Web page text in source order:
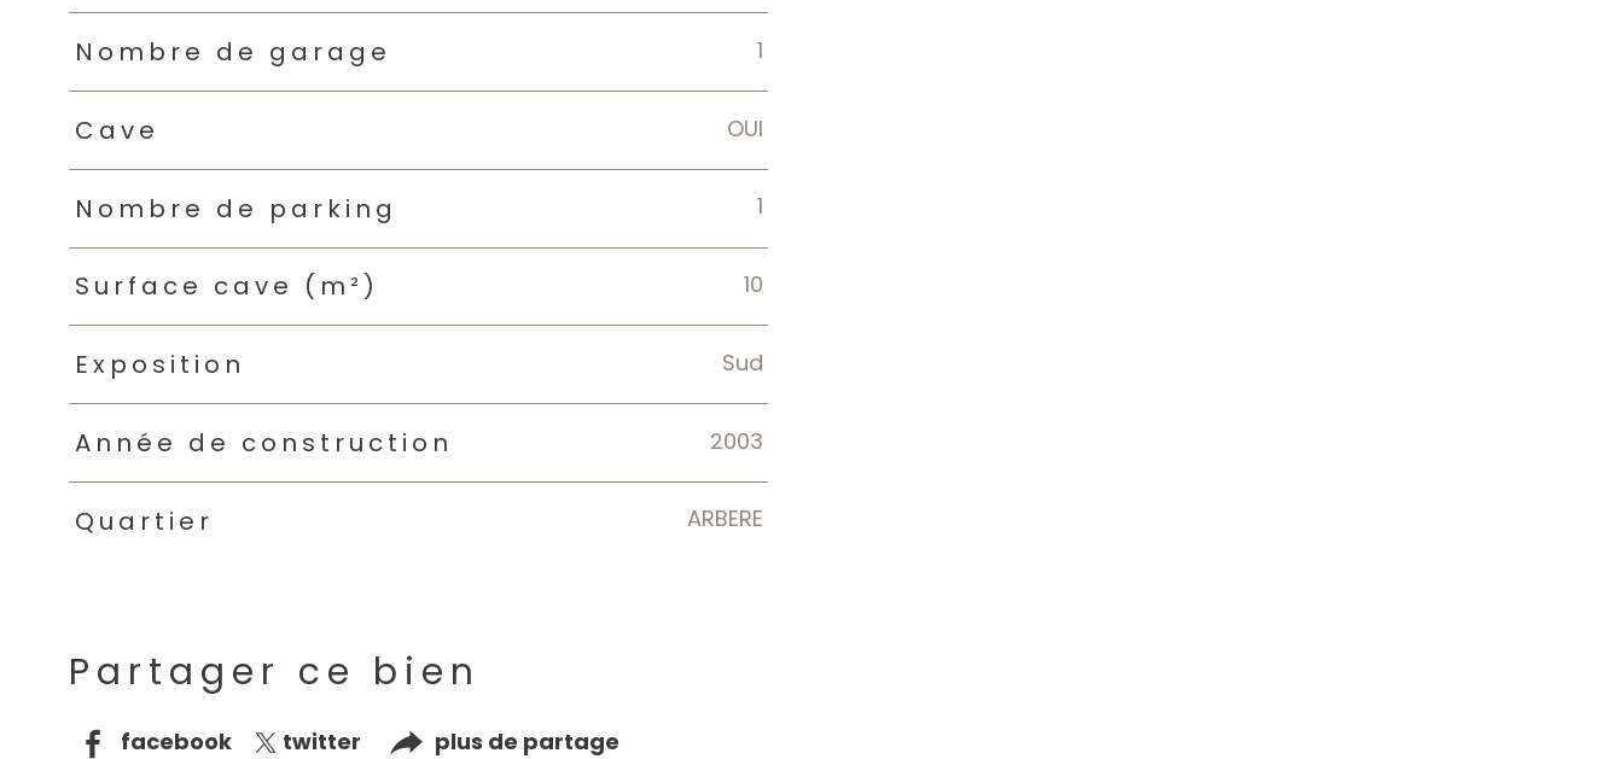
Nombre de garage 1
Cave OUI
Nombre de parking 1
Surface cave (m²) 10
Exposition Sud
Année de construction 2003
Quartier ARBERE
Partager ce bien
facebook twitter plus de partage